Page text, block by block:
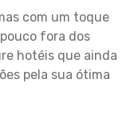
com um toque
fora dos
hotéis que ainda
pela sua ótima